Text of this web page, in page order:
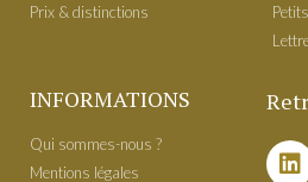
Prix & distinctions
INFORMATIONS
Qui sommes-nous ?
Mentions légales